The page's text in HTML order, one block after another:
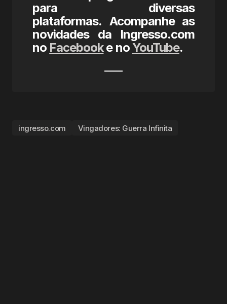
para diversas
plataformas. Acompanhe as
novidades da Ingresso.com
no Facebooke noYouTube.
ingresso.com Vingadores: Guerra Infinita